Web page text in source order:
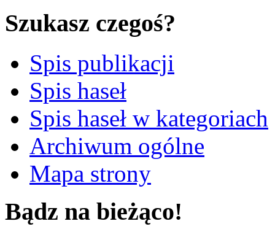
Szukasz czegoś?
Spis publikacji
Spis haseł
Spis haseł w kategoriach
Archiwum ogólne
Mapa strony
Bądz na bieżąco!